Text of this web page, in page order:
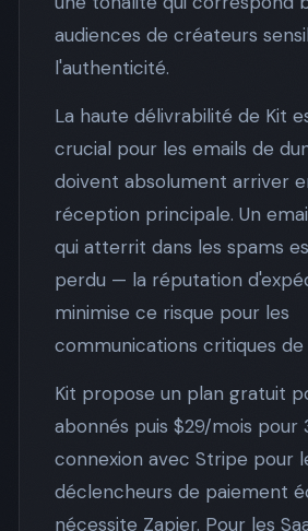
audiences de créateurs
l'authenticité.
La haute délivrabilité de Kit
crucial pour les emails de
doivent absolument arriver
réception principale. Un
qui atterrit dans les spams
perdu — la réputation
minimise ce risque pour les
communications critiques de
Kit propose un plan gratuit
abonnés puis $29/mois pour
connexion avec Stripe pour
déclencheurs de paiement
nécessite Zapier. Pour les